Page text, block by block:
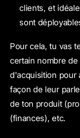
clients, et
sont
Pour cela, tu vas
certain nombre
d'acquisition pour
façon de leur
de ton produit
(finances), etc.